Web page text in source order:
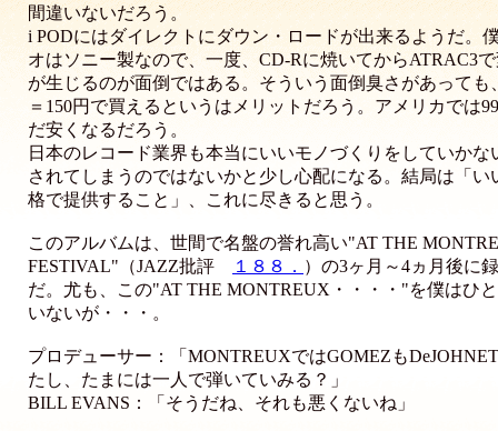
間違いないだろう。
i PODにはダイレクトにダウン・ロードが出来るようだ。
オはソニー製なので、一度、CD-Rに焼いてからATRAC3
が生じるのが面倒ではある。そういう面倒臭さがあっても
＝150円で買えるというはメリットだろう。アメリカでは
だ安くなるだろう。
日本のレコード業界も本当にいいモノづくりをしていか
されてしまうのではないかと少し心配になる。結局は「
格で提供すること」、これに尽きると思う。
このアルバムは、世間で名盤の誉れ高い"AT THE
FESTIVAL"（JAZZ批評
１８８． ）の3ヶ月～4ヵ月後に
だ。尤も、この"AT THE MONTREUX・・・・"を僕はひ
いないが・・・。
プロデューサー：「MONTREUXではGOMEZも
たし、たまには一人で弾いていみる？」
BILL EVANS：「そうだね、それも悪くないね」